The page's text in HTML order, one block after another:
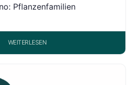
Pflanzenfamilien
WEITERLESEN